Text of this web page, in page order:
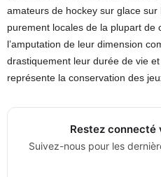
amateurs de hockey sur glace sur
purement locales de la plupart de
l’amputation de leur dimension
drastiquement leur durée de vie
représente la conservation des
Restez connecté
Suivez-nous pour les